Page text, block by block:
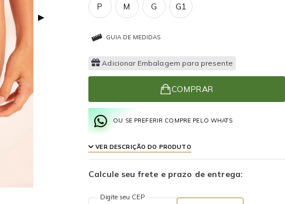
▶
G G1
M
P
GUIA DE MEDIDAS
Adicionar Embalagem para presente
COMPRAR
OU SE PREFERIR COMPRE PELO WHATS
VER DESCRIÇÃO DO PRODUTO
Calcule seu frete e prazo de entrega:
Digite seu CEP